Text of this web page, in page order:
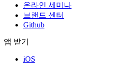
온라인 세미나
브랜드 센터
Github
앱 받기
iOS